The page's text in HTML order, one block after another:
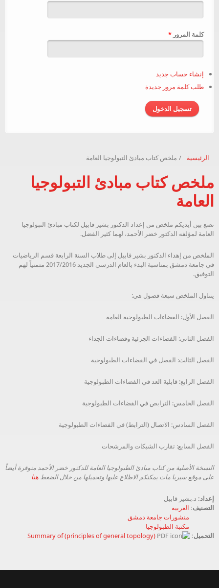
‏كلمة المرور ‏ *
إنشاء حساب جديد
طلب كلمة مرور جديدة
الرئيسية / ملخص كتاب مبادئ التبولوجيا العامة
ملخص كتاب مبادئ التبولوجيا
العامة
نضع بين أيديكم ملخص من إعداد الدكتور بشير قابيل لكتاب مبادئ التبولوجيا
العامة لمؤلفه الدكتور خضر الأحمد، لهما كثير الفضل.
الملخص من إهداء الدكتور بشير قابيل إلى طلاب السنة الرابعة قسم الرياضيات
في جامعة دمشق بمناسبة البدء بالعام الدرسي الجديد 2017/2016 متمنياً لهم
التوفيق.
يتناول الملخص سبعة فصول هي:
الفصل الأول: الفضاءات الطبولوجية العامة
الفصل الثاني: الفضاءات الجزئية وفضاءات الجداء
الفصل الثالث: الفصل في الفضاءات الطبولوجية
الفصل الرابع: قابلية العد في الفضاءات الطبولوجية
الفصل الخامس: الترابص في الفضاءات الطبولوجية
الفصل السادس: الاتصال (الترابط) في الفضاءات الطبولوجية
الفصل السابع: تقارب الشبكات والمرشحات
النسخة الأصلية من كتاب مبادئ الطبولوجيا العامة للدكتور خضر الأحمد متوفرة أيضاً
على موقع سيريا ماث يمكنكم الاطلاع عليها وتحميلها من خلال الضغط هنا
إعداد: د.بشير قابيل
التصنيف: العربية
منشورات جامعة دمشق
مكتبة الطبولوجيا
التحميل:
Summary of (principles of general topology)